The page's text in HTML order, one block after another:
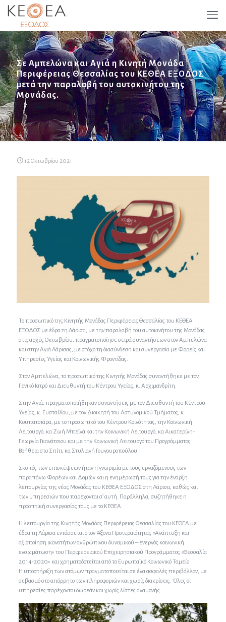
Σε Αμπελώνα και Αγιά η Κινητή Μονάδα
Περιφέρειας Θεσσαλίας του ΚΕΘΕΑ ΕΞΟΔΟΣ
μετά την παραλαβή του αυτοκινήτου της
Μονάδας.
12 Οκτωβρίου 2021
Το προσωπικό της Κινητής Μονάδας Περιφέρειας Θεσσαλίας του ΚΕΘΕΑ
ΕΞΟΔΟΣ με έδρα τη Λάρισα, με την παραλαβή του αυτοκινήτου της Μονάδας
στις αρχές Οκτωβρίου, πραγματοποίησε σειρά συναντήσεων στον Αμπελώνα
και στην Αγιά Λάρισας, με στόχο τη διασύνδεση και συνεργασία με Φορείς και
Υπηρεσίες Υγείας και Κοινωνικής Φροντίδας.
Στον Αμπελώνα, το προσωπικό της Κινητής Μονάδας συναντήθηκε με τον
Γενικό Ιατρό και Διευθυντή του Κέντρου Υγείας, κ. Αρχιμανδρίτη.
Στην Αγιά, πραγματοποιήθηκαν συναντήσεις με τον Διευθυντή του Κέντρου
Υγείας, κ. Ευσταθίου, με τον Διοικητή του Αστυνομικού Τμήματος, κ.
Κουπατσιάρα, με το προσωπικό του Κέντρου Κοινότητας, την Κοινωνική
Λειτουργό, κα Ζωή Μπεϊνά και την Κοινωνική Λειτουργό, κα Αικατερίνη-
Γεωργία Γκανάτσιου και με την Κοινωνική Λειτουργό του Προγράμματος
Βοήθεια στο Σπίτι, κα Στυλιανή Γουγουροπούλου.
Σκοπός των επισκέψεων ήταν η γνωριμία με τους εργαζόμενους των
παραπάνω Φορέων και Δομών και η ενημέρωσή τους για την έναρξη
λειτουργίας της νέας Μονάδας του ΚΕΘΕΑ ΕΞΟΔΟΣ στη Λάρισα, καθώς και
των υπηρεσιών που παρέχονται σ’ αυτή. Παράλληλα, συζητήθηκε η
προοπτική συνεργασίας τους με το ΚΕΘΕΑ.
Η λειτουργία της Κινητής Μονάδας Περιφέρειας Θεσσαλίας του ΚΕΘΕΑ με
έδρα τη Λάρισα εντάσσεται στον Άξονα Προτεραιότητας «Ανάπτυξη και
αξιοποίηση ικανοτήτων ανθρώπινου δυναμικού – ενεργός κοινωνική
ενσωμάτωση» του Περιφερειακού Επιχειρησιακού Προγράμματος «Θεσσαλία
2014-2020» και χρηματοδοτείται από το Ευρωπαϊκό Κοινωνικό Ταμείο.
Η υποστήριξη των ατόμων πραγματοποιείται σε ένα ασφαλές περιβάλλον, με
σεβασμό στο απόρρητο των πληροφοριών και χωρίς διακρίσεις. Όλες οι
υπηρεσίες παρέχονται δωρεάν και χωρίς λίστες αναμονής.